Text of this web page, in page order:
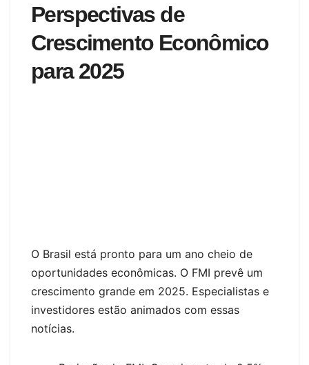
Perspectivas de
Crescimento Econômico
para 2025
O Brasil está pronto para um ano cheio de
oportunidades econômicas. O FMI prevê um
crescimento grande em 2025. Especialistas e
investidores estão animados com essas
notícias.